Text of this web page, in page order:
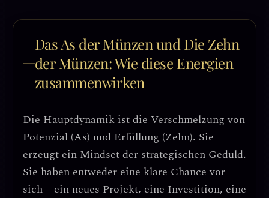
Das As der Münzen und Die Zehn
der Münzen: Wie diese Energien
zusammenwirken
Die Hauptdynamik ist die Verschmelzung von
Potenzial (As) und Erfüllung (Zehn). Sie
erzeugt ein Mindset der strategischen Geduld.
Sie haben entweder eine klare Chance vor
sich – ein neues Projekt, eine Investition, eine